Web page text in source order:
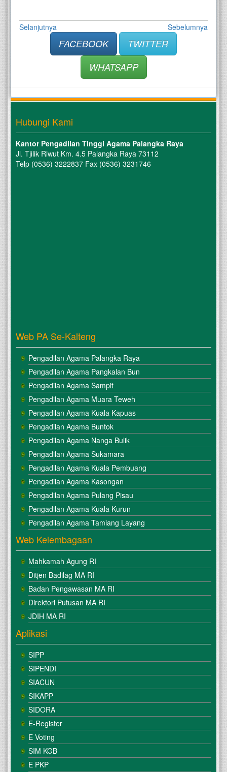
Selanjutnya Sebelumnya
FACEBOOK
TWITTER
WHATSAPP
Hubungi Kami
Kantor Pengadilan Tinggi Agama Palangka Raya
Jl. Tjilik Riwut Km. 4.5 Palangka Raya 73112
Telp (0536) 3222837 Fax (0536) 3231746
Web PA Se-Kalteng
Pengadilan Agama Palangka Raya
Pengadilan Agama Pangkalan Bun
Pengadilan Agama Sampit
Pengadilan Agama Muara Teweh
Pengadilan Agama Kuala Kapuas
Pengadilan Agama Buntok
Pengadilan Agama Nanga Bulik
Pengadilan Agama Sukamara
Pengadilan Agama Kuala Pembuang
Pengadilan Agama Kasongan
Pengadilan Agama Pulang Pisau
Pengadilan Agama Kuala Kurun
Pengadilan Agama Tamiang Layang
Web Kelembagaan
Mahkamah Agung RI
Ditjen Badilag MA RI
Badan Pengawasan MA RI
Direktori Putusan MA RI
JDIH MA RI
Aplikasi
SIPP
SIPENDI
SIACUN
SIKAPP
SIDORA
E-Register
E Voting
SIM KGB
E PKP